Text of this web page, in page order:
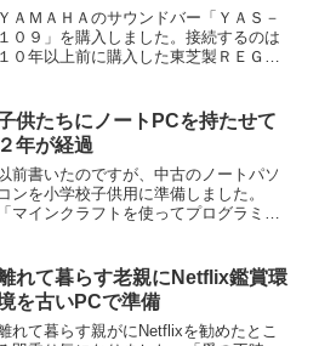
ＹＡＭＡＨＡのサウンドバー「ＹＡＳ－
１０９」を購入しました。接続するのは
１０年以上前に購入した東芝製ＲＥＧＺ
は得られませんでした。おそるおそる購
入したのですが、使用感に...
供たちにノートPCを持たせて
２年が経過
以前書いたのですが、中古のノートパソ
コンを小学校子供用に準備しました。
「マインクラフトを使ってプログラミン
経ってみて、使用状況を確認しまし
。子どもの行動は親の重い通...
れて暮らす老親にNetflix鑑賞環
を古いPCで準備
れて暮らす親がにNetflixを勧めたとこ